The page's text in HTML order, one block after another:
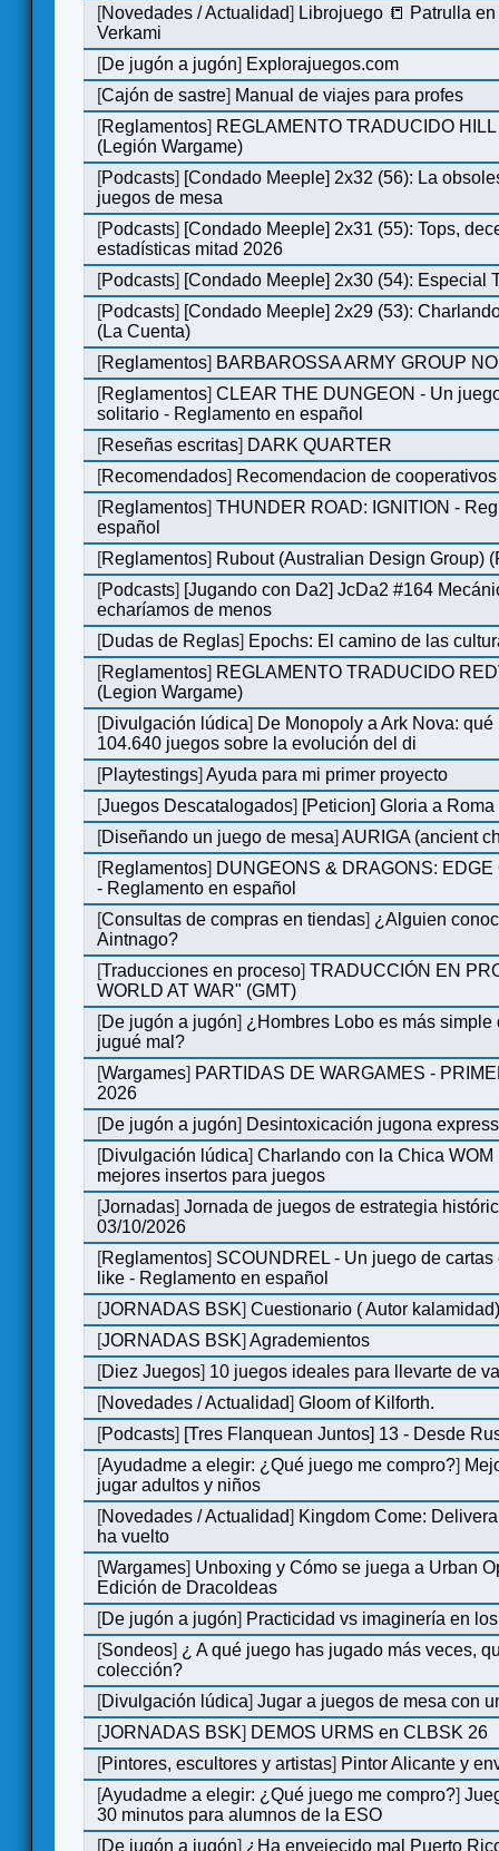
[Novedades / Actualidad] Librojuego 📒 Patrulla
Verkami
[De jugón a jugón] Explorajuegos.com
[Cajón de sastre] Manual de viajes para profes
[Reglamentos] REGLAMENTO TRADUCIDO
(Legión Wargame)
[Podcasts] [Condado Meeple] 2x32 (56): La
juegos de mesa
[Podcasts] [Condado Meeple] 2x31 (55): Tops,
estadísticas mitad 2026
[Podcasts] [Condado Meeple] 2x30 (54): Especial
[Podcasts] [Condado Meeple] 2x29 (53):
(La Cuenta)
[Reglamentos] BARBAROSSA ARMY GROUP
[Reglamentos]CLEAR THE DUNGEON - Un
solitario - Reglamento en español
[Reseñas escritas] DARK QUARTER
[Recomendados] Recomendacion de
[Reglamentos]THUNDER ROAD: IGNITION -
español
[Reglamentos] Rubout (Australian Design Group)
[Podcasts] [Jugando con Da2] JcDa2 #164
echaríamos de menos
[Dudas de Reglas] Epochs: El camino de las
[Reglamentos] REGLAMENTO TRADUCIDO
(Legion Wargame)
[Divulgación lúdica] De Monopoly a Ark Nova:
104.640 juegos sobre la evolución del di
[Playtestings]Ayuda para mi primer proyecto
[Juegos Descatalogados] [Peticion] Gloria a Roma
[Diseñando un juego de mesa]AURIGA (ancient
[Reglamentos] DUNGEONS & DRAGONS:
- Reglamento en español
[Consultas de compras en tiendas] ¿Alguien
Aintnago?
[Traducciones en proceso]TRADUCCIÓN EN
WORLD AT WAR" (GMT)
[De jugón a jugón] ¿Hombres Lobo es más simple
jugué mal?
[Wargames] PARTIDAS DE WARGAMES -
2026
[De jugón a jugón] Desintoxicación jugona express
[Divulgación lúdica]Charlando con la Chica WOM
mejores insertos para juegos
[Jornadas]Jornada de juegos de estrategia
03/10/2026
[Reglamentos] SCOUNDREL - Un juego de
like - Reglamento en español
[JORNADAS BSK]Cuestionario ( Autor
[JORNADAS BSK]Agrademientos
[Diez Juegos] 10 juegos ideales para llevarte de
[Novedades / Actualidad]Gloom of Kilforth.
[Podcasts] [Tres Flanquean Juntos] 13 - Desde
[Ayudadme a elegir: ¿Qué juego me compro?]
jugar adultos y niños
[Novedades / Actualidad] Kingdom Come:
ha vuelto
[Wargames] Unboxing y Cómo se juega a Urban
Edición de DracoIdeas
[De jugón a jugón] Practicidad vs imaginería en
[Sondeos] ¿ A qué juego has jugado más veces,
colección?
[Divulgación lúdica]Jugar a juegos de mesa con
[JORNADAS BSK] DEMOS URMS en CLBSK 26
[Pintores, escultores y artistas] Pintor Alicante y
[Ayudadme a elegir: ¿Qué juego me compro?]
30 minutos para alumnos de la ESO
[De jugón a jugón] ¿Ha envejecido mal Puerto